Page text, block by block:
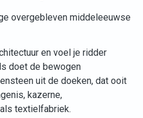
overgebleven middeleeuwse
en voel je ridder
doet de bewogen
uit de doeken, dat ooit
kazerne,
textielfabriek.